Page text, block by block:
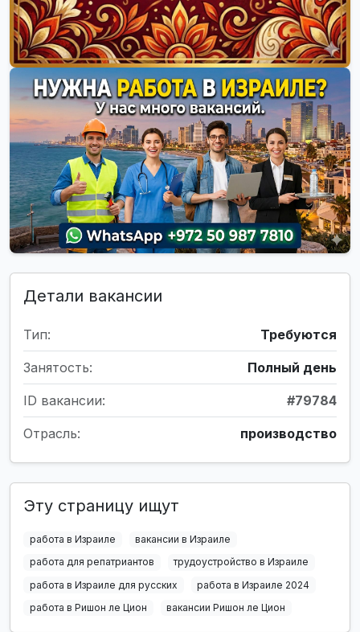
Детали вакансии
Тип: Требуются
Занятость: Полный день
ID вакансии: #79784
Отрасль: производство
Эту страницу ищут
работа в Израиле
вакансии в Израиле
работа для репатриантов
трудоустройство в Израиле
работа в Израиле для русских
работа в Израиле 2024
работа в Ришон ле Цион
вакансии Ришон ле Цион